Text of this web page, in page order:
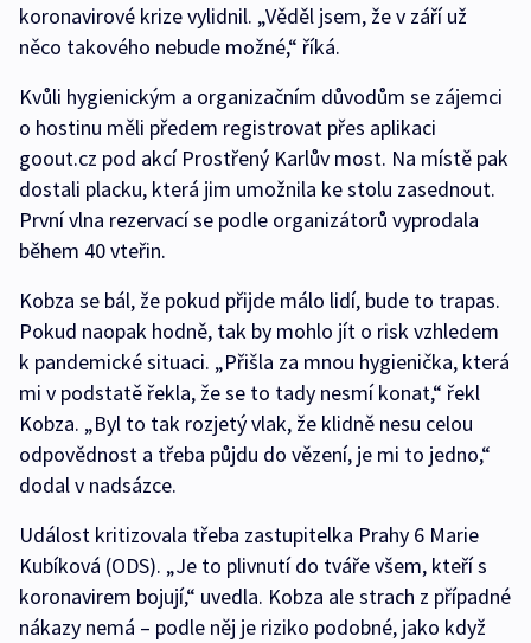
koronavirové krize vylidnil. „Věděl jsem, že v září už
něco takového nebude možné,“ říká.
Kvůli hygienickým a organizačním důvodům se zájemci
o hostinu měli předem registrovat přes aplikaci
goout.cz pod akcí Prostřený Karlův most. Na místě pak
dostali placku, která jim umožnila ke stolu zasednout.
První vlna rezervací se podle organizátorů vyprodala
během 40 vteřin.
Kobza se bál, že pokud přijde málo lidí, bude to trapas.
Pokud naopak hodně, tak by mohlo jít o risk vzhledem
k pandemické situaci. „Přišla za mnou hygienička, která
mi v podstatě řekla, že se to tady nesmí konat,“ řekl
Kobza. „Byl to tak rozjetý vlak, že klidně nesu celou
odpovědnost a třeba půjdu do vězení, je mi to jedno,“
dodal v nadsázce.
Událost kritizovala třeba zastupitelka Prahy 6 Marie
Kubíková (ODS). „Je to plivnutí do tváře všem, kteří s
koronavirem bojují,“ uvedla. Kobza ale strach z případné
nákazy nemá – podle něj je riziko podobné, jako když